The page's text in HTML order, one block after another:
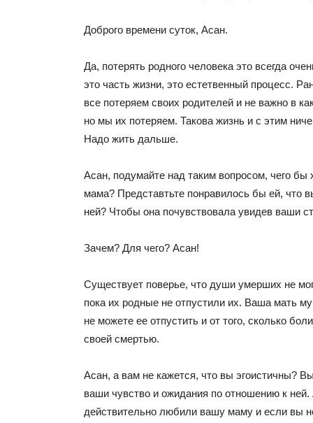
Доброго времени суток, Асан.
Да, потерять родного человека это всегда
это часть жизни, это естетвенный процесс.
все потеряем своих родителей и не важно в
но мы их потеряем. Такова жизнь и с этим
Надо жить дальше.
Асан, подумайте над таким вопросом, чего бы
мама? Представтьте понравилось бы ей, что
ней? Чтобы она почувствовала увидев ваши
Зачем? Для чего? Асан!
Существует поверье, что души умерших не
пока их родные не отпустили их. Ваша мать
не можете ее отпустить и от того, сколько
своей смертью.
Асан, а вам не кажется, что вы эгоистичны?
ваши чувство и ожидания по отношению к
действительно любили вашу маму и если вы не